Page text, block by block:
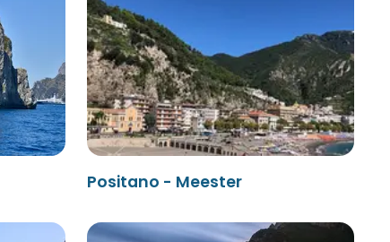
Positano - Meester